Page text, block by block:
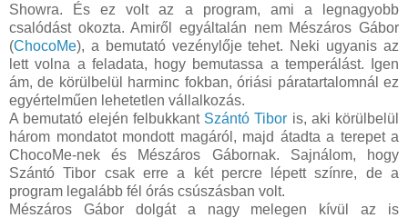
Showra. És ez volt az a program, ami a legnagyobb
csalódást okozta. Amiről egyáltalán nem Mészáros Gábor
(ChocoMe), a bemutató vezénylője tehet. Neki ugyanis az
lett volna a feladata, hogy bemutassa a temperálást. Igen
ám, de körülbelül harminc fokban, óriási páratartalomnál ez
egyértelműen lehetetlen vállalkozás.
A bemutató elején felbukkant Szántó Tibor is, aki körülbelül
három mondatot mondott magáról, majd átadta a terepet a
ChocoMe-nek és Mészáros Gábornak. Sajnálom, hogy
Szántó Tibor csak erre a két percre lépett színre, de a
program legalább fél órás csúszásban volt.
Mészáros Gábor dolgát a nagy melegen kívül az is